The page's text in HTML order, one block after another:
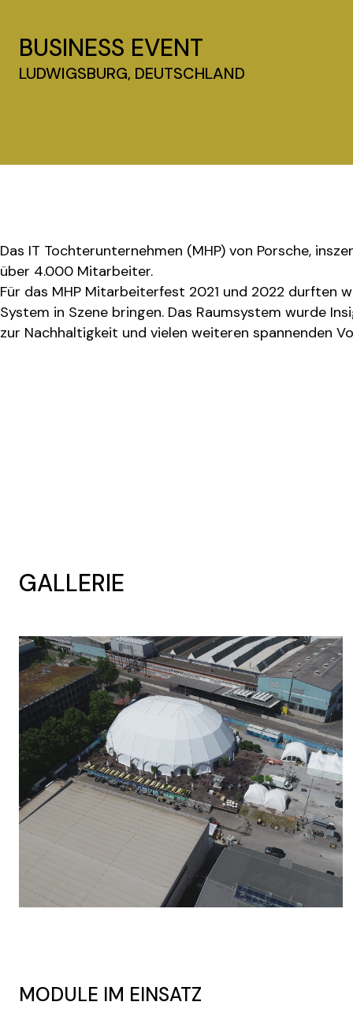
BUSINESS EVENT
LUDWIGSBURG, DEUTSCHLAND
Das IT Tochterunternehmen (MHP) von Porsche,
über 4.000 Mitarbeiter.
Für das MHP Mitarbeiterfest 2021 und 2022 durften
System in Szene bringen. Das Raumsystem wurde
zur Nachhaltigkeit und vielen weiteren spannenden
GALLERIE
MODULE IM EINSATZ